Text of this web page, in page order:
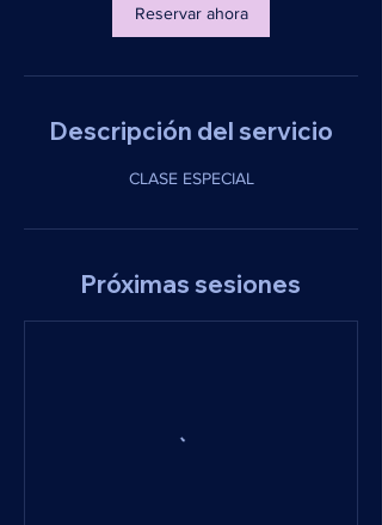
Reservar ahora
Descripción del servicio
CLASE ESPECIAL
Próximas sesiones